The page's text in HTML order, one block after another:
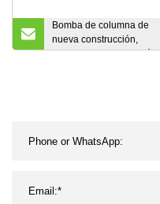
Bomba de columna de
nueva construcción,
minibomba de hormigón